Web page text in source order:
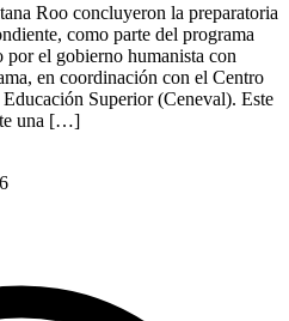
Roo concluyeron la preparatoria
como parte del programa
el gobierno humanista con
en coordinación con el Centro
Superior (Ceneval). Este
una […]